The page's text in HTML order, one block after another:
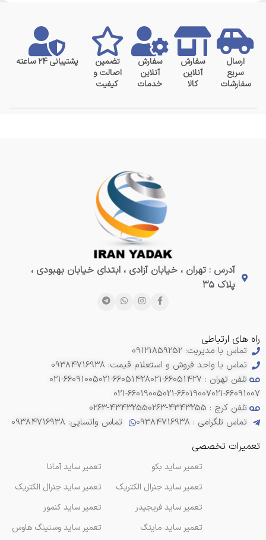
ارسال
سریع
سفارشات
سفارش
آنلاین
کالا
سفارش
آنلاین
خدمات
تضمین
اصالت و
کیفیت
پشتیبانی ۲۴ ساعته
آدرس : تهران ، خیابان آزادی ، ابتدای خیابان بهبودی ،
پلاک ۳۵
راه های ارتباطی
تماس با مدیریت: 09121859252
تماس با واحد فروش و استعلام قیمت: 09384716938
تلفن تهران : 66051427-021
021-66051428
021-66091005
021-66091007
021-66019007
021-66019005
تلفن کرج : 4343255-0263
0263-4343255
تماس تلگرامی : 09384716938
تماس واتساپی: 09384716938
تعمیرات تخصصی
تعمیر ساید آمانا
تعمیر ساید جنرال الکتریک
تعمیر ساید کنمور
تعمیر ساید وستینگ هاوس
تعمیر ساید بکو
تعمیر ساید جنرال الکتریک
تعمیر ساید فریجیدر
تعمیر ساید مایتگ